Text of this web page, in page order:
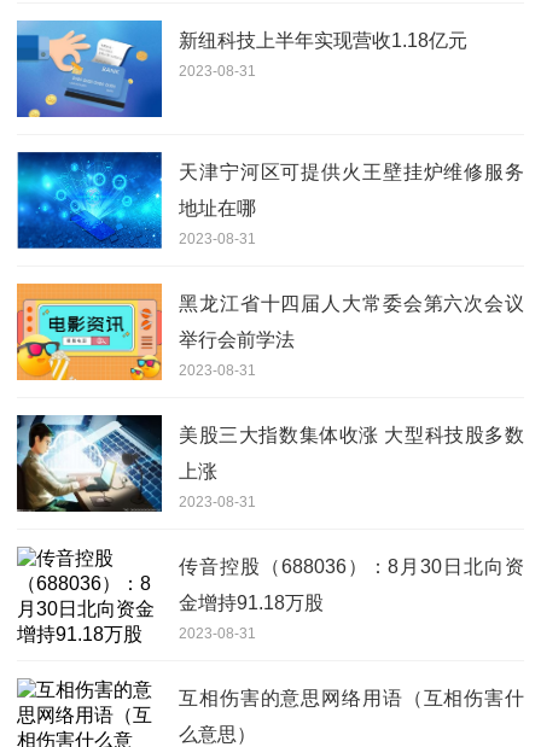
新纽科技上半年实现营收1.18亿元
2023-08-31
天津宁河区可提供火王壁挂炉维修服务
地址在哪
2023-08-31
黑龙江省十四届人大常委会第六次会议
举行会前学法
2023-08-31
美股三大指数集体收涨 大型科技股多数
上涨
2023-08-31
传音控股（688036）：8月30日北向资
金增持91.18万股
2023-08-31
互相伤害的意思网络用语（互相伤害什
么意思）